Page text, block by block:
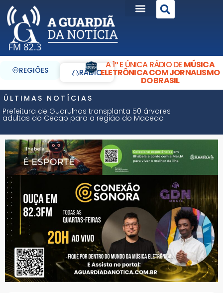
REGIÕES RÁDIO
A 1ª E ÚNICA RÁDIO DE MÚSICA
ELETRÔNICA COM JORNALISMO
DO BRASIL
ÚLTIMAS NOTÍCIAS
Prefeitura de Guarulhos transplanta 50 árvores
adultas do Cecap para a região do Macedo